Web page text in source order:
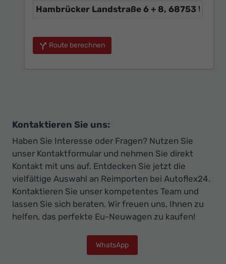
Route berechnen
Kontaktieren Sie uns:
Haben Sie Interesse oder Fragen? Nutzen Sie
unser Kontaktformular und nehmen Sie direkt
Kontakt mit uns auf. Entdecken Sie jetzt die
vielfältige Auswahl an Reimporten bei Autoflex24.
Kontaktieren Sie unser kompetentes Team und
lassen Sie sich beraten. Wir freuen uns, Ihnen zu
helfen, das perfekte Eu-Neuwagen zu kaufen!
WhatsApp